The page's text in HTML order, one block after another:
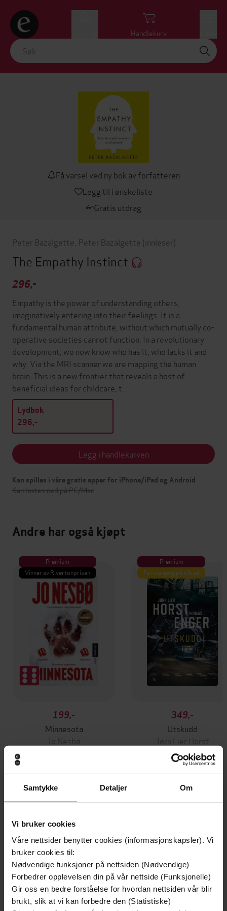
Samtykke Detaljer Om
Vi bruker cookies
Våre nettsider benytter cookies (informasjonskapsler). Vi
bruker cookies til:
Nødvendige funksjoner på nettsiden (Nødvendige)
Forbedrer opplevelsen din på vår nettside (Funksjonelle)
Gir oss en bedre forståelse for hvordan nettsiden vår blir
brukt, slik at vi kan forbedre den (Statistiske)
Handlekurv
Få varsel ved ny bok av forfatteren
Legg til i ønskeliste
Gratis utdrag
Peter Bazalgette Peter Bazalgette (innleser)
The Empathy Instinct
296,-
Empathy is the power of understanding others,
imaginatively entering into their feelings. It is a
fundamental human attribute, without which mutually co-
operative societies cannot function. In a revolutionary
development, we now know who has it, who lacks it and
why. Via the MRI scanner we are mapping the human
brain. This is a new frontier that reveals a host of
beneficial ideas for childcare, t…
Lydbok
296,-
Legg i handlekurven
Kan spilles i våre gratis apper for iPhone/iPad og Android
Kan lastes ned på PC/Mac
Andre har også kjøpt
Premium
Vinner av Rivertonprisen
199,-
Minnesota
Jo Nesbø
Premium
Første gang på tilbud
349,-
Utskudd
Jørn Lier Horst
EBOK
Forfattere Peter Bazalgette
Bazalgette(innleser)
Forlag John Murray
Utgitt 26.01.2017
Lengde 8:18